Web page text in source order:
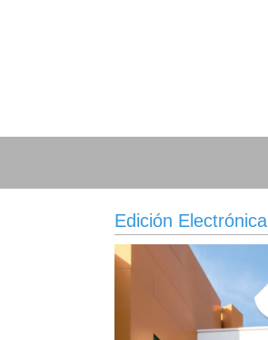
Edición Electrónica